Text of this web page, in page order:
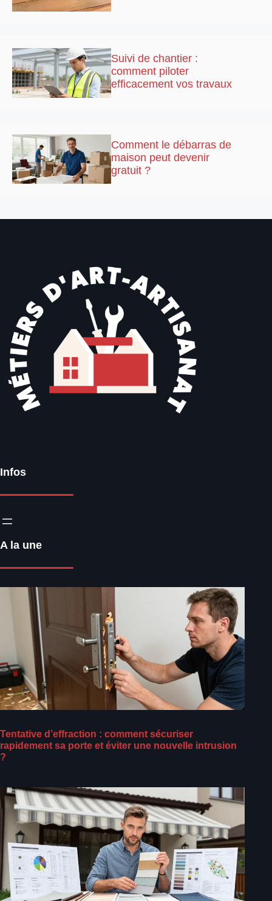
Suivi de chantier :
comment piloter
efficacement vos travaux
Comment le débarras de
maison peut devenir
gratuit ?
Infos
A la une
Tentative d’effraction : comment sécuriser
rapidement sa porte et éviter une nouvelle intrusion
?